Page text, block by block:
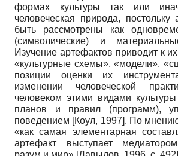
формах культуры так или
человеческая природа, постольку
быть рассмотрены как
(символические) и
Изучение артефактов приводит к
«культурные схемы», «модели»,
позиции оценки их
изменении человеческой
человеком этими видами
планов и правил (программ),
поведением [Коул, 1997]. По
«как самая элементарная
артефакт выступает